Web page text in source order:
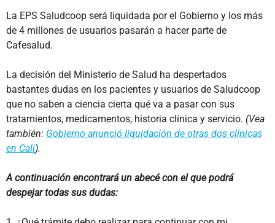
La EPS Saludcoop será liquidada por el Gobierno y los más
de 4 millones de usuarios pasarán a hacer parte de
Cafesalud.
La decisión del Ministerio de Salud ha despertados
bastantes dudas en los pacientes y usuarios de Saludcoop
que no saben a ciencia cierta qué va a pasar con sus
tratamientos, medicamentos, historia clínica y servicio. (Vea
también: Gobierno anunció liquidación de otras dos clínicas
en Cali).
A continuación encontrará un abecé con el que podrá
despejar todas sus dudas: